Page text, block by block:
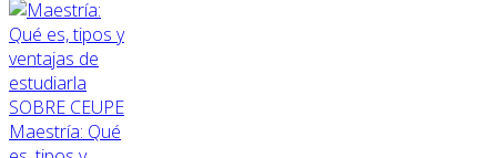
SOBRE CEUPE
Maestría: Qué